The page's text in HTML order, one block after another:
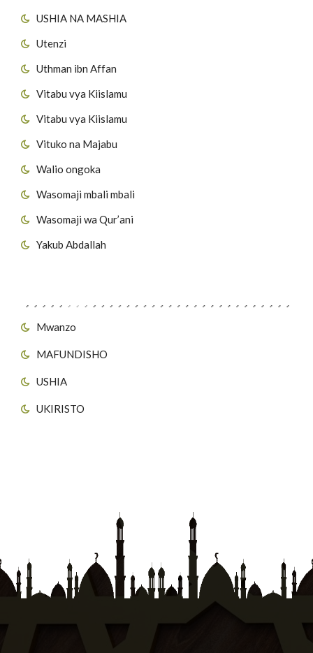
USHIA NA MASHIA
Utenzi
Uthman ibn Affan
Vitabu vya Kiislamu
Vitabu vya Kiislamu
Vituko na Majabu
Walio ongoka
Wasomaji mbali mbali
Wasomaji wa Qur’ani
Yakub Abdallah
Mwanzo
MAFUNDISHO
USHIA
UKIRISTO